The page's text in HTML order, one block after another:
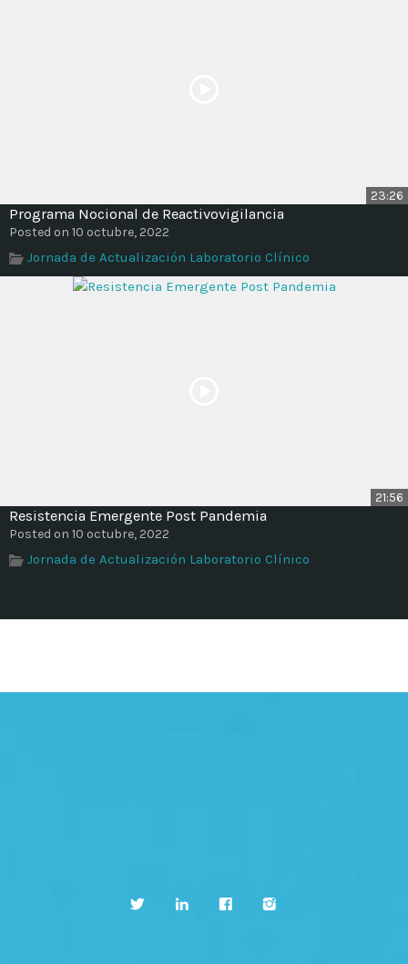
23:26
Programa Nocional de Reactivovigilancia
Posted on 10 octubre, 2022
Jornada de Actualización Laboratorio Clínico
21:56
Resistencia Emergente Post Pandemia
Posted on 10 octubre, 2022
Jornada de Actualización Laboratorio Clínico